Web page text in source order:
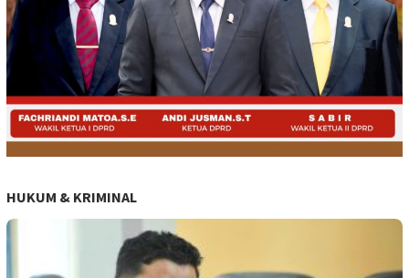
HUKUM & KRIMINAL